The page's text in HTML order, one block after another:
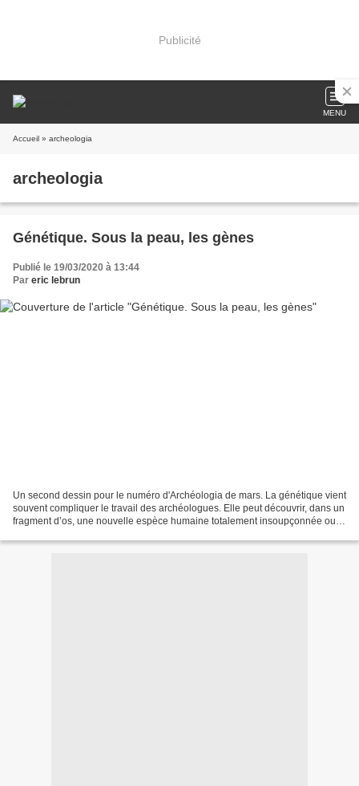
Publicité
MENU
Accueil » archeologia
archeologia
Génétique. Sous la peau, les gènes
Publié le 19/03/2020 à 13:44
Par eric lebrun
Un second dessin pour le numéro d'Archéologia de mars. La génétique vient
souvent compliquer le travail des archéologues. Elle peut découvrir, dans un
fragment d’os, une nouvelle espèce humaine totalement insoupçonnée ou